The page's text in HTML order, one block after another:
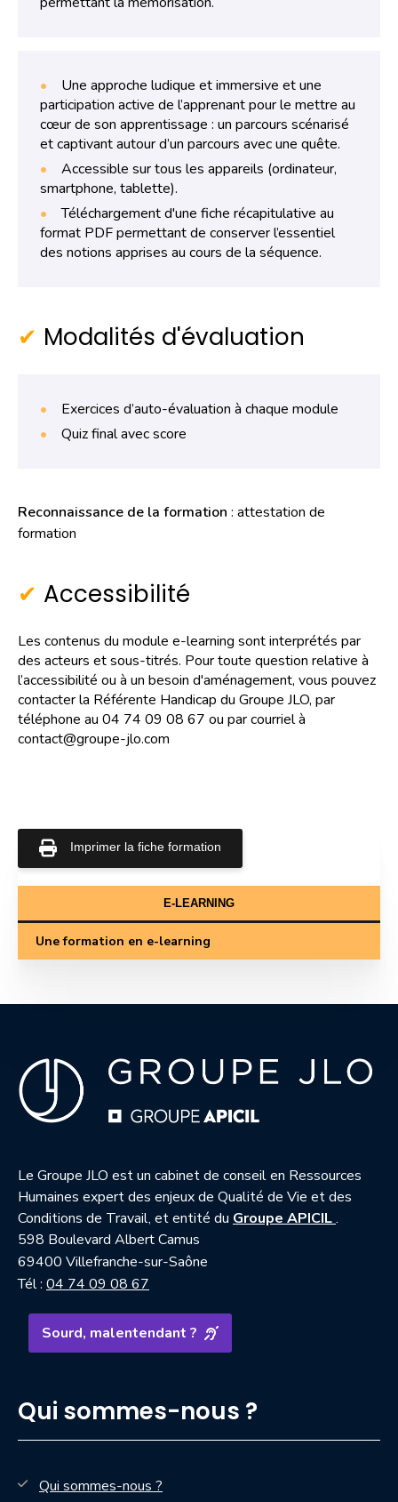
Une approche ludique et immersive et une
participation active de l’apprenant pour le mettre au
cœur de son apprentissage : un parcours scénarisé
et captivant autour d’un parcours avec une quête.
Accessible sur tous les appareils (ordinateur,
smartphone, tablette).
Téléchargement d'une fiche récapitulative au
format PDF permettant de conserver l’essentiel
des notions apprises au cours de la séquence.
Modalités d'évaluation
Exercices d’auto-évaluation à chaque module
Quiz final avec score
Reconnaissance de la formation : attestation de
formation
Accessibilité
Les contenus du module e-learning sont interprétés par
des acteurs et sous-titrés. Pour toute question relative à
l’accessibilité ou à un besoin d'aménagement, vous pouvez
contacter la Référente Handicap du Groupe JLO, par
téléphone au 04 74 09 08 67 ou par courriel à
contact@groupe-jlo.com
Imprimer la fiche formation
E-LEARNING
Une formation en e-learning
Le Groupe JLO est un cabinet de conseil en Ressources
Humaines expert des enjeux de Qualité de Vie et des
Conditions de Travail, et entité du Groupe APICIL—
.
598 Boulevard Albert Camus
69400 Villefranche-sur-Saône
Tél : 04 74 09 08 67
Sourd, malentendant ?
Qui sommes-nous ?
Qui sommes-nous ?